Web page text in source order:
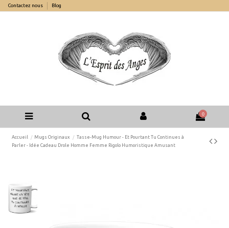
Contactez nous Blog
0
Accueil Mugs Originaux
Tasse-Mug Humour - Et Pourtant Tu Continues à
Parler - Idée Cadeau Drole Homme Femme Rigolo Humoristique Amusant